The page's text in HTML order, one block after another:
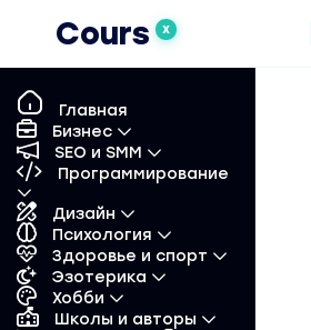
Cours X
Главная
Бизнес
SEO и SMM
Программирование
Дизайн
Психология
Здоровье и спорт
Эзотерика
Хобби
Школы и авторы